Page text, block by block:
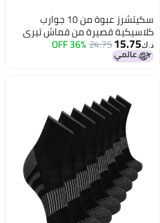
سكيتشرز عبوة من 10 جوارب
كلاسيكية قصيرة من قماش تيري
نصفي، مريحة وذات نعل داخلي
مبطن
د.ك‏15.75
24.75
36% OFF